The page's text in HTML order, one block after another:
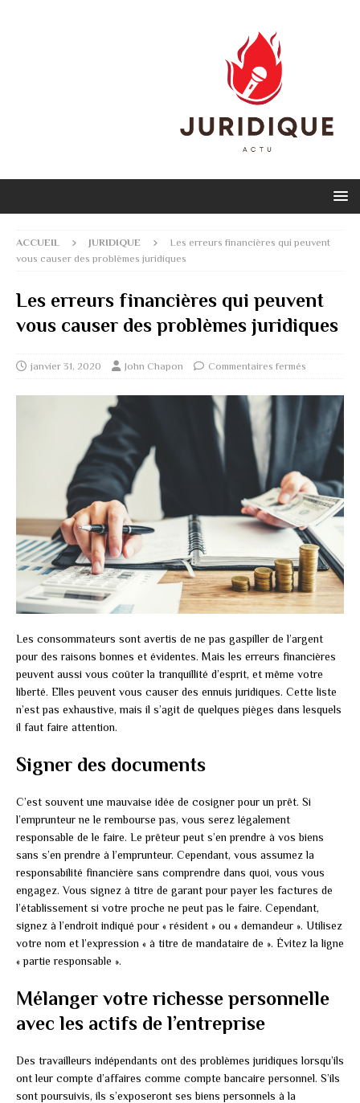
ACCUEIL JURIDIQUE
Les erreurs financières qui peuvent
vous causer des problèmes juridiques
Les erreurs financières qui peuvent
vous causer des problèmes juridiques
janvier 31, 2020 John Chapon Commentaires fermés
Les consommateurs sont avertis de ne pas gaspiller de l’argent
pour des raisons bonnes et évidentes. Mais les erreurs financières
peuvent aussi vous coûter la tranquillité d’esprit, et même votre
liberté. Elles peuvent vous causer des ennuis juridiques. Cette liste
n’est pas exhaustive, mais il s’agit de quelques pièges dans lesquels
il faut faire attention.
Signer des documents
C’est souvent une mauvaise idée de cosigner pour un prêt. Si
l’emprunteur ne le rembourse pas, vous serez légalement
responsable de le faire. Le prêteur peut s’en prendre à vos biens
sans s’en prendre à l’emprunteur. Cependant, vous assumez la
responsabilité financière sans comprendre dans quoi, vous vous
engagez. Vous signez à titre de garant pour payer les factures de
l’établissement si votre proche ne peut pas le faire. Cependant,
signez à l’endroit indiqué pour « résident » ou « demandeur ». Utilisez
votre nom et l’expression « à titre de mandataire de ». Évitez la ligne
« partie responsable ».
Mélanger votre richesse personnelle
avec les actifs de l’entreprise
Des travailleurs indépendants ont des problèmes juridiques lorsqu’ils
ont leur compte d’affaires comme compte bancaire personnel. S’ils
sont poursuivis, ils s’exposeront ses biens personnels à la